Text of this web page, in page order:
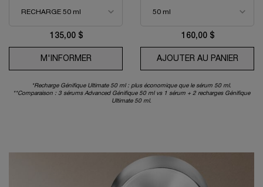
135,00 $
M'INFORMERWHEN THE SÉRUM GÉNIFIQUE ULTIMATE -
160,00 $
AJOUTER AU PANIER
*Recharge Génifique Ultimate 50 ml : plus économique que le sérum 50 ml.
**Comparaison : 3 sérums Advanced Génifique 50 ml vs 1 sérum + 2 recharges Génifique
Ultimate 50 ml.